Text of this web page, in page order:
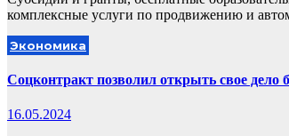
комплексные услуги по продвижению и
Экономика
Соцконтракт позволил открыть свое дело
16.05.2024